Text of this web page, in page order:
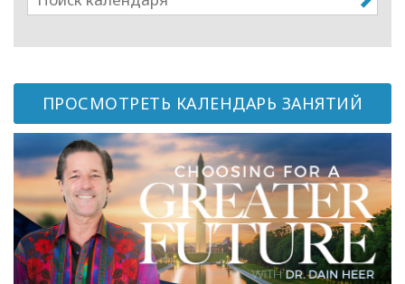
Access
Регионы
Классы
Фасилитаторы
Shop
More
ПРОСМОТРЕТЬ КАЛЕНДАРЬ ЗАНЯТИЙ